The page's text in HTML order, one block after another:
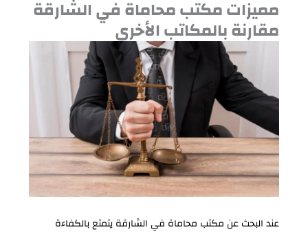
مميزات مكتب محاماة في الشارقة
مقارنة بالمكاتب الأخرى
عند البحث عن مكتب محاماة في الشارقة يتمتع بالكفاءة